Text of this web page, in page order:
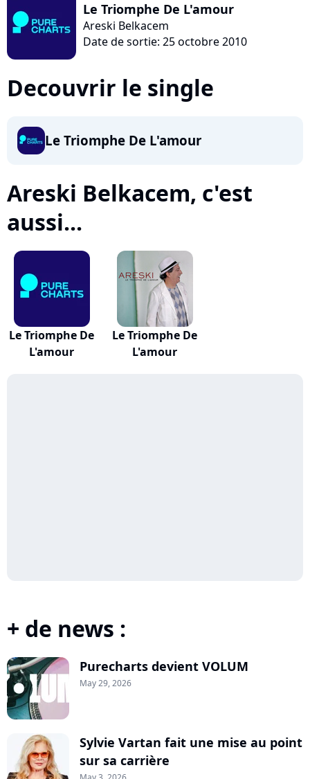
Le Triomphe De L'amour
Areski Belkacem
Date de sortie: 25 octobre 2010
Decouvrir le single
Le Triomphe De L'amour
Areski Belkacem, c'est
aussi...
Le Triomphe De
L'amour
Le Triomphe De
L'amour
+ de news :
Purecharts devient VOLUM
May 29, 2026
Sylvie Vartan fait une mise au point
sur sa carrière